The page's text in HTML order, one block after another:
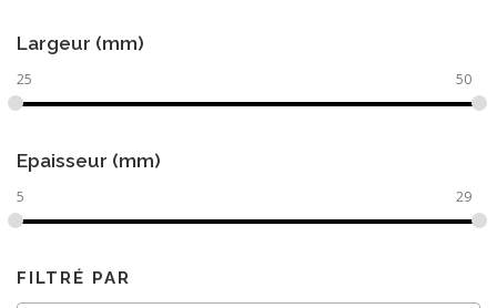
Largeur (mm)
25 50
Epaisseur (mm)
5 29
FILTRÉ PAR